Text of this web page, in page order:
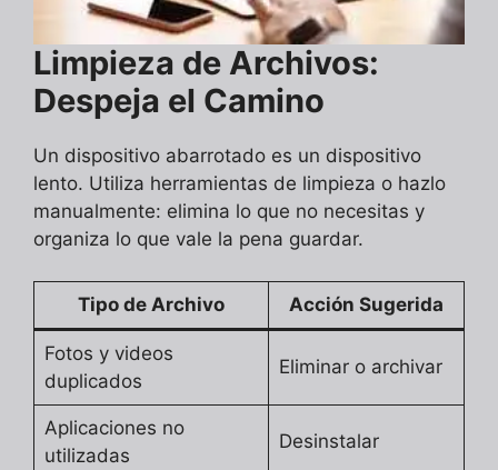
Limpieza de Archivos:
Despeja el Camino
Un dispositivo abarrotado es un dispositivo
lento. Utiliza herramientas de limpieza o hazlo
manualmente: elimina lo que no necesitas y
organiza lo que vale la pena guardar.
Tipo de Archivo Acción Sugerida
Fotos y videos
duplicados
Eliminar o archivar
Aplicaciones no
utilizadas
Desinstalar